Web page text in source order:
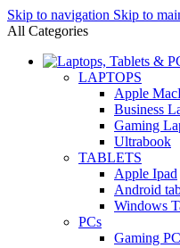
Skip to navigation Skip to
All Categories
LAPTOPS
Apple
Business
Gaming
Ultrabook
TABLETS
Apple Ipad
Android
Windows
PCs
Gaming